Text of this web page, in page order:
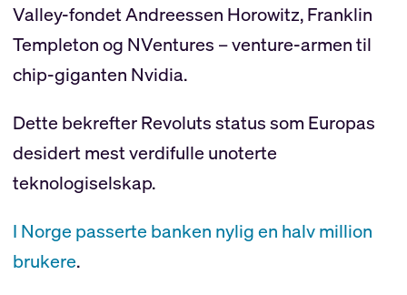
Valley-fondet Andreessen Horowitz, Franklin
Templeton og NVentures – venture-armen til
chip-giganten Nvidia.
Dette bekrefter Revoluts status som Europas
desidert mest verdifulle unoterte
teknologiselskap.
I Norge passerte banken nylig en halv million
brukere.